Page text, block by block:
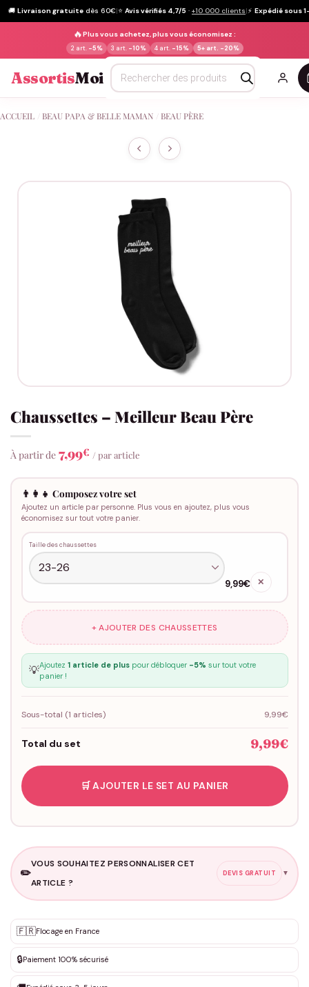
🚚 Livraison gratuite dès 60€|⭐ Avis vérifiés 4,7/5 · +10 000 clients|⚡ Expédié sous
🔥Plus vous achetez, plus vous économisez :
2 art. -5% 3 art. -10% 4 art. -15% 5+ art. -20%
AssortisMoi
Recherche
produits
au
ACCUEIL BEAU PAPA & BELLE MAMAN BEAU PÈRE
Chaussettes – Meilleur Beau Père
À partir de 7,99€ / par article
👨‍👩‍👧 Composez votre set
Ajoutez un article par personne. Plus vous en ajoutez, plus vous
économisez sur tout votre panier.
Taille des chaussettes
9,99€ ✕
+ AJOUTER DES CHAUSSETTES
💡Ajoutez 1 article de pluspour débloquer -5% sur tout votre
panier !
Sous-total (1 articles) 9,99€
Total du set 9,99€
🛒 AJOUTER LE SET AU PANIER
✏️
VOUS SOUHAITEZ PERSONNALISER CET
ARTICLE ?
DEVIS GRATUIT ▼
✨ Personnalisation sur mesure
DEVIS GRATUIT · Personnalisation de 3 à 10€ selon la demande
Que souhaitez-vous ?*
🇫🇷Flocage en France
🔒Paiement 100% sécurisé